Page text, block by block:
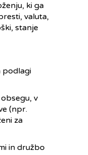
ki ga
valuta,
stanje
podlagi
v
(npr.
za
in družbo